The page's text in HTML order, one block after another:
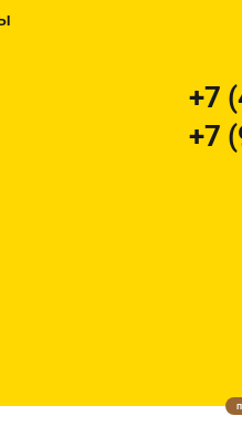
+7
+7